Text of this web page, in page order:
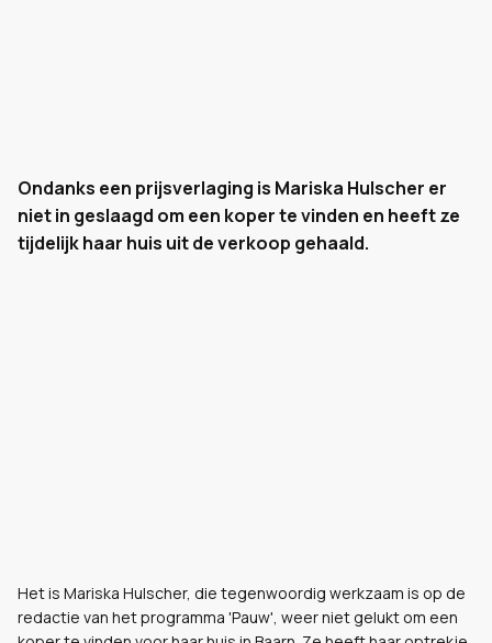
Ondanks een prijsverlaging is Mariska Hulscher er
niet in geslaagd om een koper te vinden en heeft ze
tijdelijk haar huis uit de verkoop gehaald.
Het is Mariska Hulscher, die tegenwoordig werkzaam is op de
redactie van het programma 'Pauw', weer niet gelukt om een